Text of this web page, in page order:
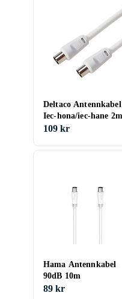
Deltaco Antennkabel
Iec-hona/iec-hane 2m
109 kr
Hama Antennkabel
90dB 10m
89 kr